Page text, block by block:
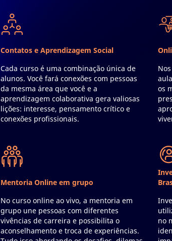
Contatos e Aprendizagem Social
Cada curso é uma combinação única de
alunos. Você fará conexões com pessoas
da mesma área que você e a
aprendizagem colaborativa gera valiosas
lições: interesse, pensamento crítico e
conexões profissionais.
os
Mentoria Online em grupo
No curso online ao vivo, a mentoria em
grupo une pessoas com diferentes
vivências de carreira e possibilita o
aconselhamento e troca de experiências.
no